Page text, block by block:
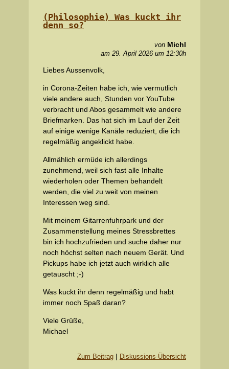
(Philosophie) Was kuckt ihr
denn so?
von Michl
am 29. April 2026 um 12:30h
Liebes Aussenvolk,
in Corona-Zeiten habe ich, wie vermutlich
viele andere auch, Stunden vor YouTube
verbracht und Abos gesammelt wie andere
Briefmarken. Das hat sich im Lauf der Zeit
auf einige wenige Kanäle reduziert, die ich
regelmäßig angeklickt habe.
Allmählich ermüde ich allerdings
zunehmend, weil sich fast alle Inhalte
wiederholen oder Themen behandelt
werden, die viel zu weit von meinen
Interessen weg sind.
Mit meinem Gitarrenfuhrpark und der
Zusammenstellung meines Stressbrettes
bin ich hochzufrieden und suche daher nur
noch höchst selten nach neuem Gerät. Und
Pickups habe ich jetzt auch wirklich alle
getauscht ;-)
Was kuckt ihr denn regelmäßig und habt
immer noch Spaß daran?
Viele Grüße,
Michael
Zum Beitrag | Diskussions-Übersicht